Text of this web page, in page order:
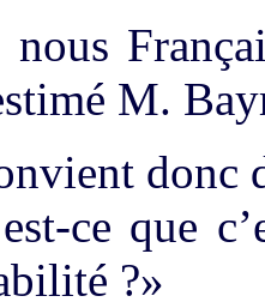
nous
M.
donc
ce que
?»